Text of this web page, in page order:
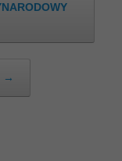
→